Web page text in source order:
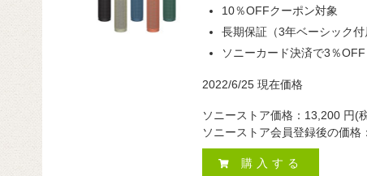
10％OFFクーポン対象
長期保証（3年ベーシック付
ソニーカード決済で3％OFF
2022/6/25 現在価格
ソニーストア価格： 13,200 円(
ソニーストア会員登録後の価格
購入する